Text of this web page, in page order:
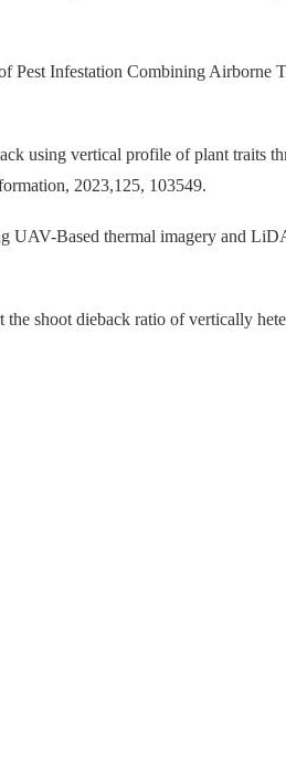
Infestation Combining Airborne
using vertical profile of plant traits
2023,125, 103549.
UAV-Based thermal imagery and
shoot dieback ratio of vertically